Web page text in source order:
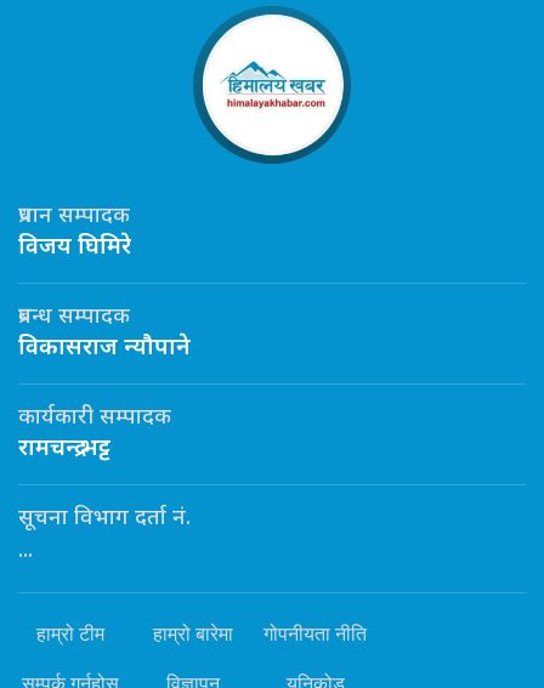
प्रधान सम्पादक
विजय घिमिरे
प्रबन्ध सम्पादक
विकासराज न्यौपाने
कार्यकारी सम्पादक
रामचन्द्र भट्ट
सूचना विभाग दर्ता नं.
...
हाम्रो टीम हाम्रो बारेमा गोपनीयता नीति
सम्पर्क गर्नुहोस् विज्ञापन यूनिकोड